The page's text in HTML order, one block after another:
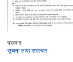
प्रकार:
सूचना तथा समाचार